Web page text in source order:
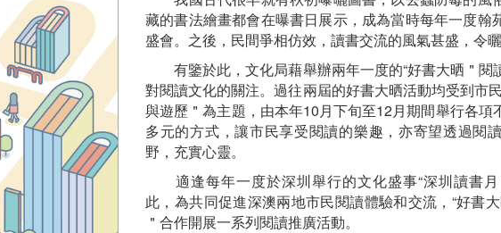
藏的書法繪畫都會在曝書日展示，成為當時每年一度翰
盛會。之後，民間爭相仿效，讀書交流的風氣甚盛，令曬
有鑒於此，文化局藉舉辦兩年一度的“好書大晒＂閱
對閱讀文化的關注。過往兩屆的好書大晒活動均受到市
與遊歷＂為主題，由本年10月下旬至12月期間舉行各項
多元的方式，讓市民享受閱讀的樂趣，亦寄望透過閱
野，充實心靈。
適逢每年一度於深圳舉行的文化盛事“深圳讀書月
此，為共同促進深澳兩地市民閱讀體驗和交流，“好書
＂合作開展一系列閱讀推廣活動。